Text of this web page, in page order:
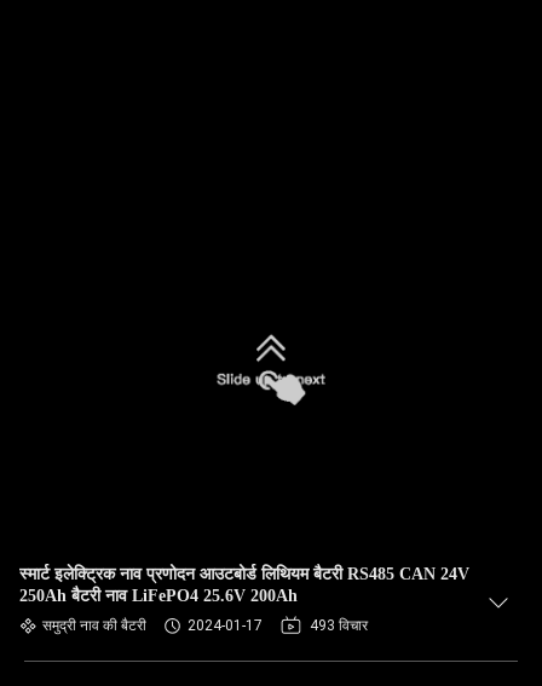
स्मार्ट इलेक्ट्रिक नाव प्रणोदन आउटबोर्ड लिथियम बैटरी RS485 CAN 24V
250Ah बैटरी नाव LiFePO4 25.6V 200Ah
समुद्री नाव की बैटरी 2024-01-17 493 विचार